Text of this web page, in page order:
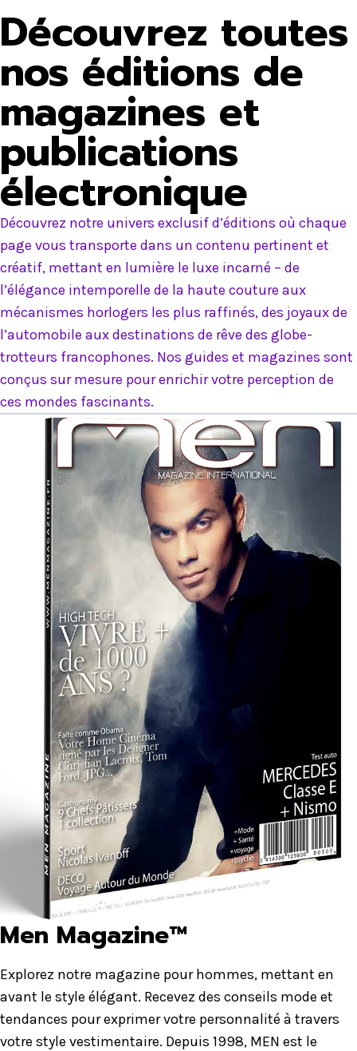
Découvrez toutes
nos éditions de
magazines et
publications
électronique
Découvrez notre univers exclusif d’éditions où chaque
page vous transporte dans un contenu pertinent et
créatif, mettant en lumière le luxe incarné – de
l’élégance intemporelle de la haute couture aux
mécanismes horlogers les plus raffinés, des joyaux de
l’automobile aux destinations de rêve des globe-
trotteurs francophones. Nos guides et magazines sont
conçus sur mesure pour enrichir votre perception de
ces mondes fascinants.
Men Magazine™
Explorez notre magazine pour hommes, mettant en
avant le style élégant. Recevez des conseils mode et
tendances pour exprimer votre personnalité à travers
votre style vestimentaire. Depuis 1998, MEN est le